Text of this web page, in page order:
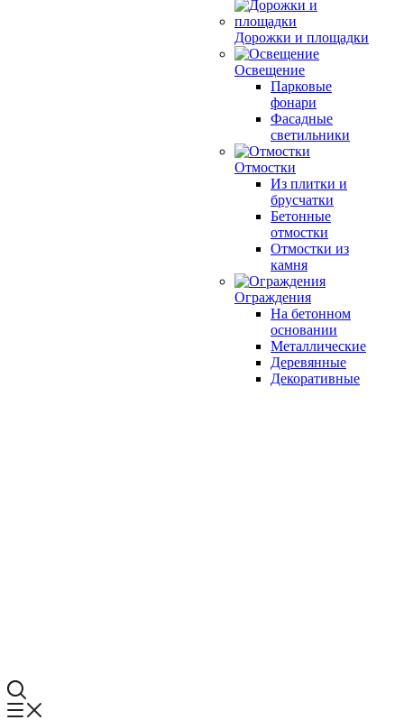
Дорожки и площадки
Освещение
Парковые
фонари
Фасадные
светильники
Отмостки
Из плитки и
брусчатки
Бетонные
отмостки
Отмостки из
камня
Ограждения
На бетонном
основании
Металлические
Деревянные
Декоративные